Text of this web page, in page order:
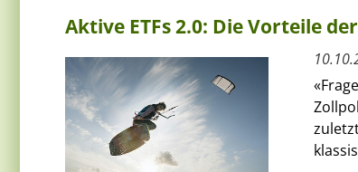
Aktive ETFs 2.0: Die Vorteile